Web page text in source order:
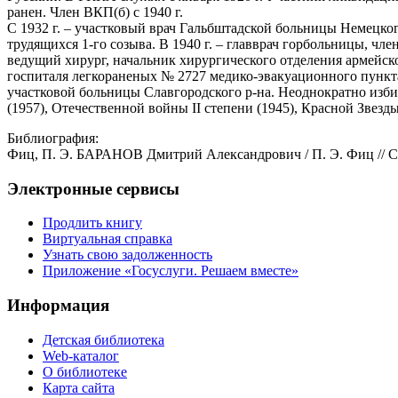
ранен. Член ВКП(б) с 1940 г.
С 1932 г. – участковый врач Гальбштадской больницы
трудящихся 1-го созыва. В 1940 г. – главврач горбольницы,
ведущий хирург, начальник хирургического отделения
госпиталя легкораненых № 2727 медико-эвакуационного
участковой больницы Славгородского р-на. Неоднократно
(1957), Отечественной войны II степени (1945), Красной
Библиография:
Фиц, П. Э. БАРАНОВ Дмитрий Александрович / П. Э. Фиц //
Электронные сервисы
Продлить книгу
Виртуальная справка
Узнать свою задолженность
Приложение «Госуслуги. Решаем вместе»
Информация
Детская библиотека
Web-каталог
О библиотеке
Карта сайта